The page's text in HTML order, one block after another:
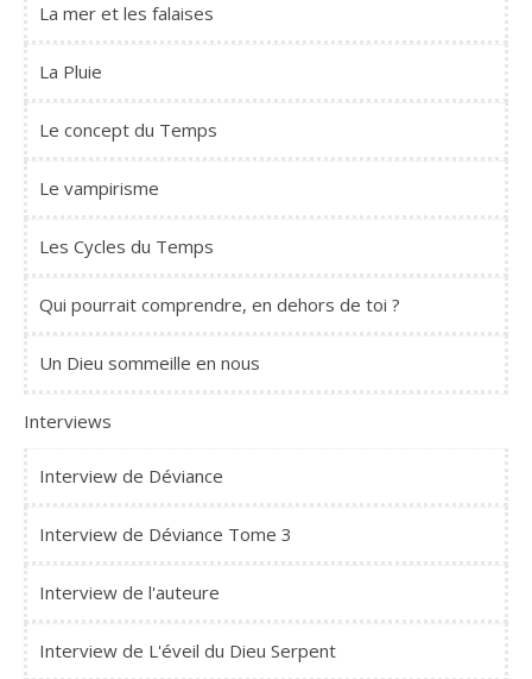
La mer et les falaises
La Pluie
Le concept du Temps
Le vampirisme
Les Cycles du Temps
Qui pourrait comprendre, en dehors de toi ?
Un Dieu sommeille en nous
Interviews
Interview de Déviance
Interview de Déviance Tome 3
Interview de l'auteure
Interview de L'éveil du Dieu Serpent